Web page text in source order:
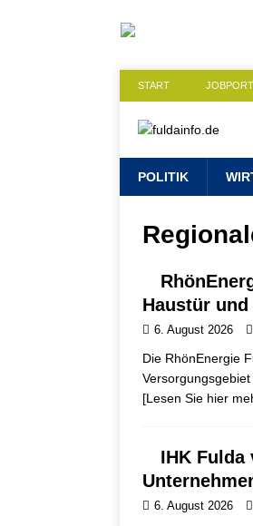
START
POLITIK
Haustür und
6. August 2026
Die RhönEnergie
[Lesen Sie hier
IHK
6. August 2026